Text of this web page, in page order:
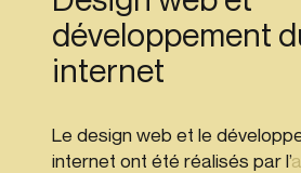
développement
internet
Le design web et le
internet ont été réalisés par l’